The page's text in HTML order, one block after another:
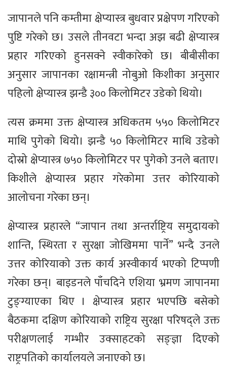
जापानले पनि कम्तीमा क्षेप्यास्त्र बुधवार प्रक्षेपण गरिएको
पुष्टि गरेको छ। उसले तीनवटा भन्दा अझ बढी क्षेप्यास्त्र
प्रहार गरिएको हुनसक्ने स्वीकारेको छ। बीबीसीका
अनुसार जापानका रक्षामन्त्री नोबुओ किशीका अनुसार
पहिलो क्षेप्यास्त्र झन्डै ३०० किलोमिटर उडेको थियो।
त्यस क्रममा उक्त क्षेप्यास्त्र अधिकतम ५५० किलोमिटर
माथि पुगेको थियो। झन्डै ५० किलोमिटर माथि उडेको
दोस्रो क्षेप्यास्त्र ७५० किलोमिटर पर पुगेको उनले बताए।
किशीले क्षेप्यास्त्र प्रहार गरेकोमा उत्तर कोरियाको
आलोचना गरेका छन्।
क्षेप्यास्त्र प्रहारले “जापान तथा अन्तर्राष्ट्रिय समुदायको
शान्ति, स्थिरता र सुरक्षा जोखिममा पार्ने” भन्दै उनले
उत्तर कोरियाको उक्त कार्य अस्वीकार्य भएको टिप्पणी
गरेका छन्। बाइडनले पाँचदिने एशिया भ्रमण जापानमा
टुङ्ग्याएका थिए । क्षेप्यास्त्र प्रहार भएपछि बसेको
बैठकमा दक्षिण कोरियाको राष्ट्रिय सुरक्षा परिषद्‌ले उक्त
परीक्षणलाई गम्भीर उक्साहटको सङ्ज्ञा दिएको
राष्ट्रपतिको कार्यालयले जनाएको छ।